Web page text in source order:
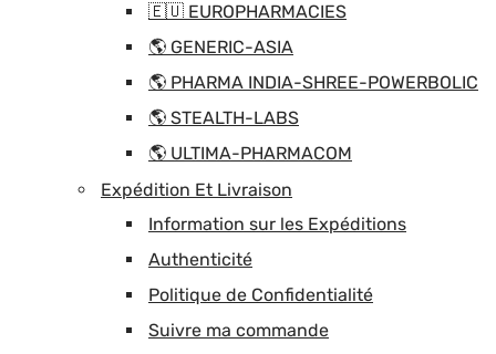
🇪🇺 EUROPHARMACIES
🌎 GENERIC-ASIA
🌎 PHARMA INDIA-SHREE-POWERBOLIC
🌎 STEALTH-LABS
🌎 ULTIMA-PHARMACOM
Expédition Et Livraison
Information sur les Expéditions
Authenticité
Politique de Confidentialité
Suivre ma commande